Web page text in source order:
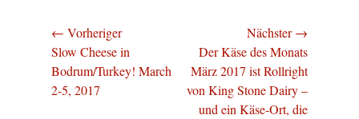
Beitragsnavigation
← Vorheriger
Vorheriger
Beitrag:
Slow Cheese in
Bodrum/Turkey! March
2-5, 2017
Nächster →
Nächster
Beitrag:
Der Käse des Monats
März 2017 ist Rollright
von King Stone Dairy –
und ein Käse-Ort, die